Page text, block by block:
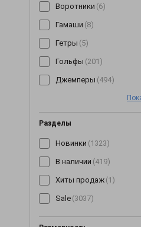
Воротники (6)
Гамаши (8)
Гетры (5)
Гольфы (201)
Джемперы (494)
Разделы
Новинки (1323)
В наличии (419)
Хиты продаж (1)
Sale (3037)